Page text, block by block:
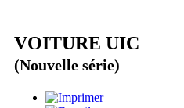
VOITURE UIC
(Nouvelle série)